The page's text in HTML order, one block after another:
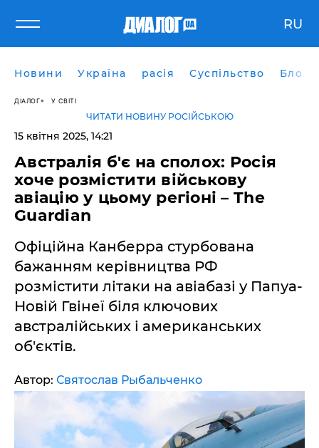
RU
Новини Україна расія Суспільство Блоги
ДІАЛОГ У СВІТІ
ЧИТАТИ НОВИНУ РОСІЙСЬКОЮ
15 квітня 2025, 14:21
Австралія б'є на сполох: Росія
хоче розмістити військову
авіацію у цьому регіоні – The
Guardian
Офіційна Канберра стурбована
бажанням керівництва РФ
розмістити літаки на авіабазі у Папуа-
Новій Гвінеї біля ключових
австралійських і американських
об'єктів.
Автор: Святослав Рыбальченко